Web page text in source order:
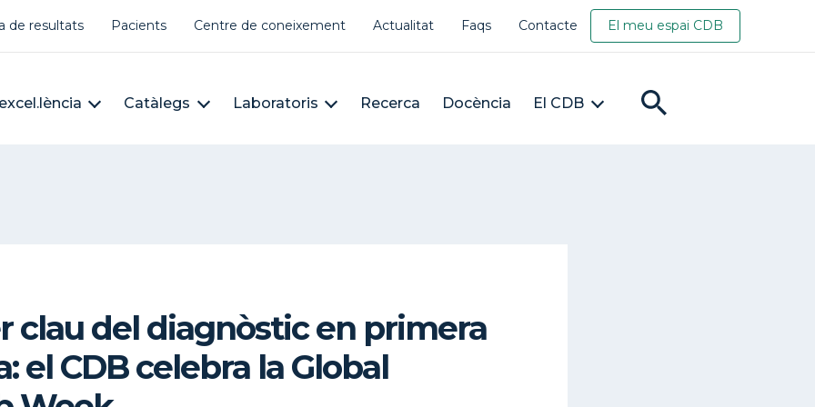
account menu
de resultats Pacients Centre de coneixement Actualitat Faqs Contacte El meu espai CDB
navigation
Catàlegs Laboratoris Recerca Docència El CDB
clau del diagnòstic en primera
el CDB celebra la Global